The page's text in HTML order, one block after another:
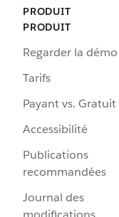
PRODUIT
PRODUIT
Regarder la démo
Tarifs
Payant vs. Gratuit
Accessibilité
Publications
recommandées
Journal des